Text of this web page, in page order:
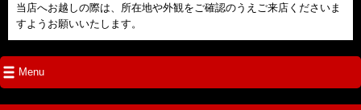
当店へお越しの際は、所在地や外観をご確認のうえご来店くださいま
すようお願いいたします。
Menu